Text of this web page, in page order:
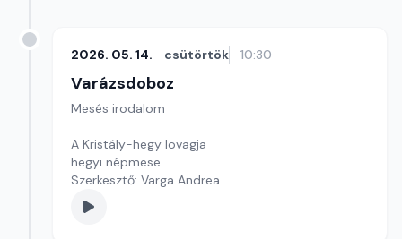
2026. 05. 14. csütörtök 10:30
Varázsdoboz
Mesés irodalom
A Kristály-hegy lovagja
hegyi népmese
Szerkesztő: Varga Andrea